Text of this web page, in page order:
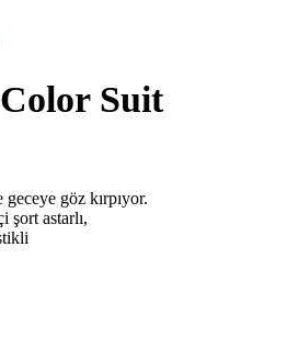
Suit
geceye göz kırpıyor.
şort astarlı,